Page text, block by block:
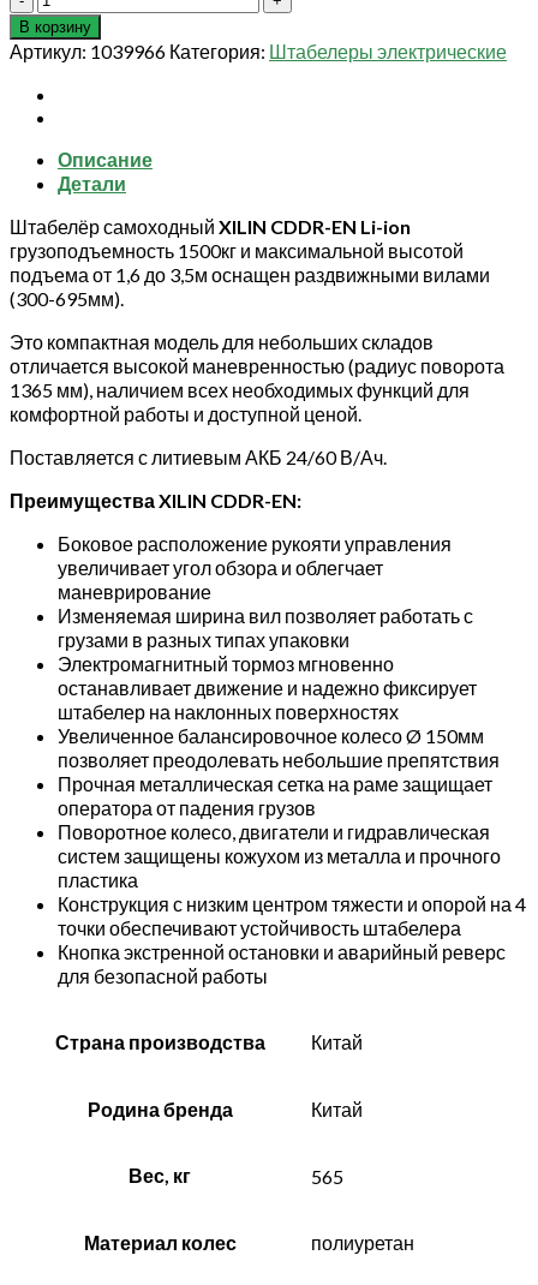
товара
Штабелер
самоходный
1,5
т
м
XILIN
EN
Li-
ion
с
вилами
(сопровождаемый)
В корзину
Артикул: 1039966 Категория: Штабелеры электрические
Описание
Детали
Штабелёр самоходный XILIN CDDR-EN Li-ion
грузоподъемность 1500кг и максимальной высотой
подъема от 1,6 до 3,5м оснащен раздвижными вилами
(300-695мм).
Это компактная модель для небольших складов
отличается высокой маневренностью (радиус поворота
1365 мм), наличием всех необходимых функций для
комфортной работы и доступной ценой.
Поставляется с литиевым АКБ 24/60 В/Ач.
ПреимуществаXILIN CDDR-EN:
Боковое расположение рукояти управления
увеличивает угол обзора и облегчает
маневрирование
Изменяемая ширина вил позволяет работать с
грузами в разных типах упаковки
Электромагнитный тормоз мгновенно
останавливает движение и надежно фиксирует
штабелер на наклонных поверхностях
Увеличенное балансировочное колесо Ø 150мм
позволяет преодолевать небольшие препятствия
Прочная металлическая сетка на раме защищает
оператора от падения грузов
Поворотное колесо, двигатели и гидравлическая
систем защищены кожухом из металла и прочного
пластика
Конструкция с низким центром тяжести и опорой на 4
точки обеспечивают устойчивость штабелера
Кнопка экстренной остановки и аварийный реверс
для безопасной работы
Страна производства Китай
Родина бренда Китай
Вес, кг 565
Материал колес полиуретан